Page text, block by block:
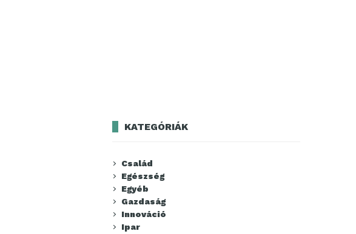
KATEGÓRIÁK
Család
Egészség
Egyéb
Gazdaság
Innováció
Ipar